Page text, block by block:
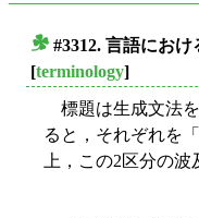
#3312. 言語にお
[terminology]
標題は生成文法
ると，それぞれを
上，この2区分の